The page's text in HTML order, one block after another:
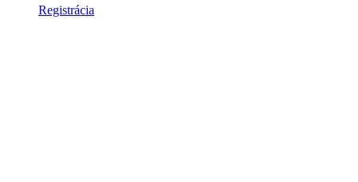
Registrácia